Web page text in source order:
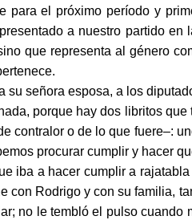
para el próximo período y
a nuestro partido
que representa al género
señora esposa, a los
porque hay dos libritos
contralor o de lo que fuere‒:
procurar cumplir y hacer
iba a hacer cumplir a
Rodrigo y con su familia,
no le tembló el pulso cuando